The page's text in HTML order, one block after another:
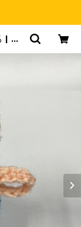
Cu